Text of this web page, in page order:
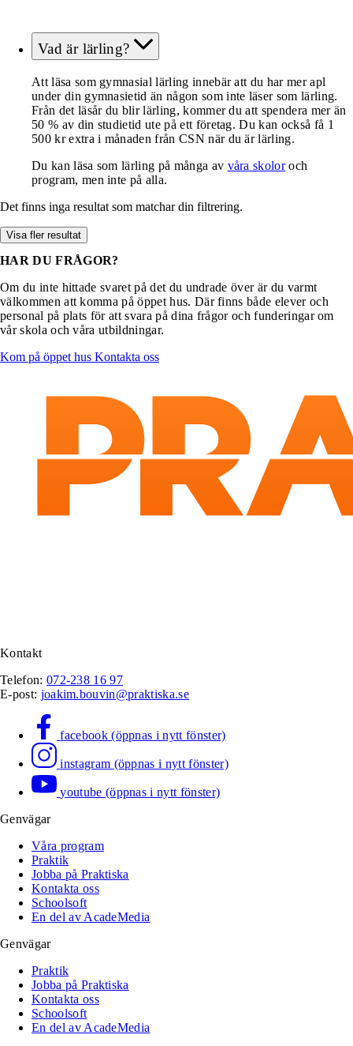
Vad är lärling?
Att läsa som gymnasial lärling innebär att du har mer apl
under din gymnasietid än någon som inte läser som lärling.
Från det läsår du blir lärling, kommer du att spendera mer än
50 % av din studietid ute på ett företag. Du kan också få 1
500 kr extra i månaden från CSN när du är lärling.
Du kan läsa som lärling på många av våra skoloroch
program, men inte på alla.
Det finns inga resultat som matchar din filtrering.
Visa fler resultat
HAR DU FRÅGOR?
Om du inte hittade svaret på det du undrade över är du varmt
välkommen att komma på öppet hus. Där finns både elever och
personal på plats för att svara på dina frågor och funderingar om
vår skola och våra utbildningar.
Kom på öppet hus Kontakta oss
Kontakt
Telefon: 072-238 16 97
E-post: joakim.bouvin@praktiska.se
facebook (öppnas i nytt fönster)
instagram (öppnas i nytt fönster)
youtube (öppnas i nytt fönster)
Genvägar
Våra program
Praktik
Jobba på Praktiska
Kontakta oss
Schoolsoft
En del av AcadeMedia
Genvägar
Praktik
Jobba på Praktiska
Kontakta oss
Schoolsoft
En del av AcadeMedia